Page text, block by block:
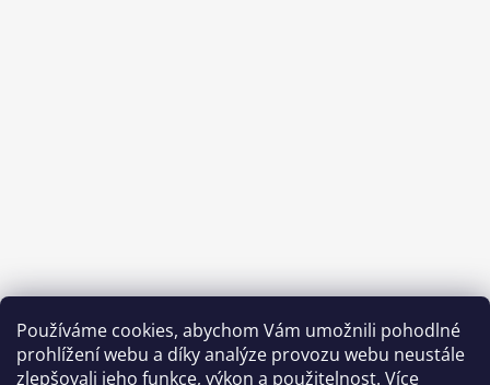
Používáme cookies, abychom Vám umožnili pohodlné
prohlížení webu a díky analýze provozu webu neustále
zlepšovali jeho funkce, výkon a použitelnost. Více